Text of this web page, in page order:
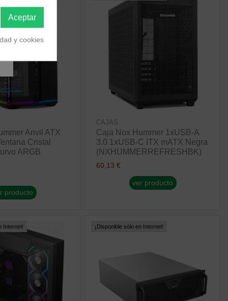
Anvil ATX
Cristal
ARGB
producto
CAJAS
Caja Nox Hummer 1xUSB-A
3.0 1xUSB-C ITX mATX Negra
(NXHUMMERREFRESHBK)
60,13 €
ver producto
Internet! ¡Disponible sólo en Internet!
Aceptar
y cookies